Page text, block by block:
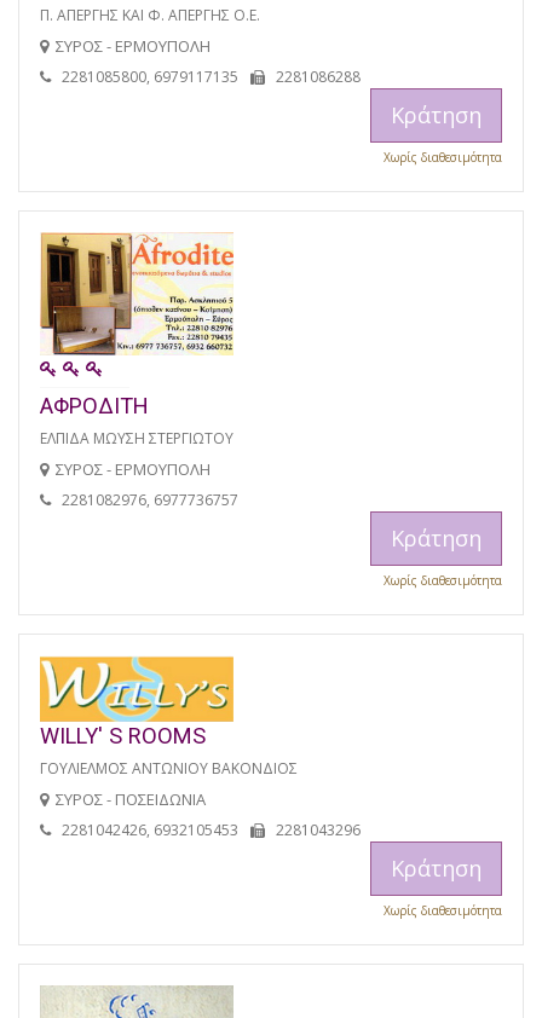
Π. ΑΠΕΡΓΗΣ ΚΑΙ Φ. ΑΠΕΡΓΗΣ Ο.Ε.
ΣΥΡΟΣ - ΕΡΜΟΥΠΟΛΗ
2281085800, 6979117135 2281086288
Κράτηση
Χωρίς διαθεσιμότητα
ΑΦΡΟΔΙΤΗ
ΕΛΠΙΔΑ ΜΩΥΣΗ ΣΤΕΡΓΙΩΤΟΥ
ΣΥΡΟΣ - ΕΡΜΟΥΠΟΛΗ
2281082976, 6977736757
Κράτηση
Χωρίς διαθεσιμότητα
WILLY' S ROOMS
ΓΟΥΛΙΕΛΜΟΣ ΑΝΤΩΝΙΟΥ ΒΑΚΟΝΔΙΟΣ
ΣΥΡΟΣ - ΠΟΣΕΙΔΩΝΙΑ
2281042426, 6932105453 2281043296
Κράτηση
Χωρίς διαθεσιμότητα